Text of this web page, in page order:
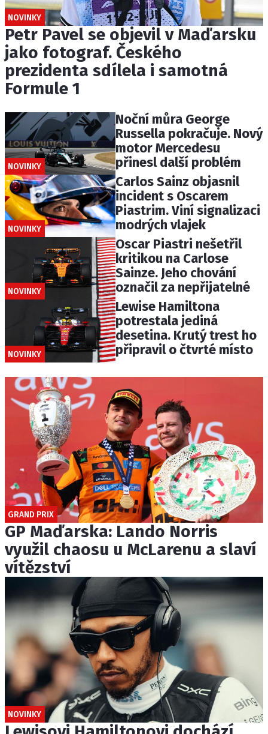
NOVINKY
Petr Pavel se objevil v Maďarsku
jako fotograf. Českého
prezidenta sdílela i samotná
Formule 1
NOVINKY
Noční můra George
Russella pokračuje. Nový
motor Mercedesu
přinesl další problém
NOVINKY
Carlos Sainz objasnil
incident s Oscarem
Piastrim. Viní signalizaci
modrých vlajek
NOVINKY
Oscar Piastri nešetřil
kritikou na Carlose
Sainze. Jeho chování
označil za nepřijatelné
NOVINKY
Lewise Hamiltona
potrestala jediná
desetina. Krutý trest ho
připravil o čtvrté místo
GRAND PRIX
GP Maďarska: Lando Norris
využil chaosu u McLarenu a slaví
vítězství
NOVINKY